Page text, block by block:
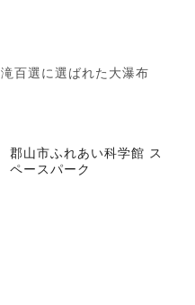
滝百選に選ばれた大瀑布
郡山市ふれあい科学館 ス
ペースパーク